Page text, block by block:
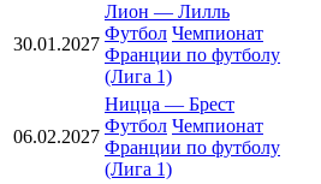
30.01.2027
Лион — Лилль
Футбол Чемпионат
Франции по футболу
(Лига 1)
06.02.2027
Ницца — Брест
Футбол Чемпионат
Франции по футболу
(Лига 1)